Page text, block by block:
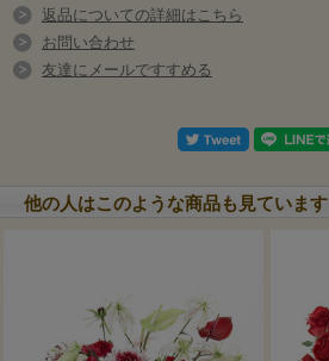
返品についての詳細はこちら
お問い合わせ
友達にメールですすめる
他の人はこのような商品も見ています